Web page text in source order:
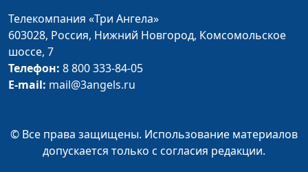
греха
Спасительный урок
Христос помогает
победить страх
Евгений Зайцев, доктор
богословия
#72
Телекомпания «Три Ангела»
603028, Россия, Нижний Новгород, Комсомольское
шоссе, 7
Телефон: 8 800 333-84-05
E-mail: mail@3angels.ru
© Все права защищены. Использование материалов
допускается только с согласия редакции.